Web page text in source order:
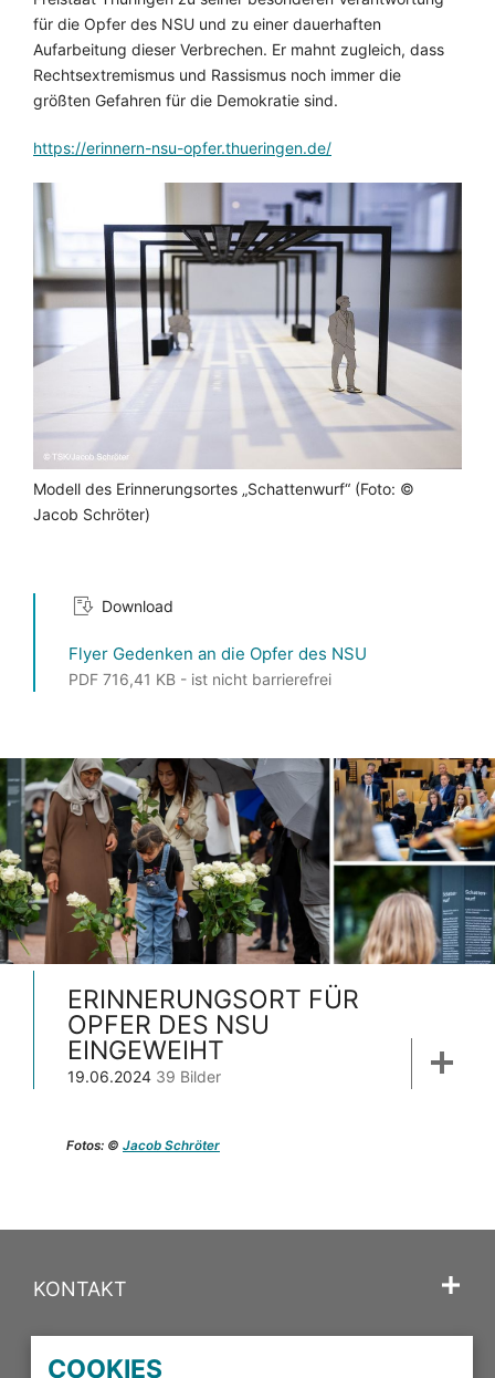
für die Opfer des NSU und zu einer dauerhaften
Aufarbeitung dieser Verbrechen. Er mahnt zugleich, dass
Rechtsextremismus und Rassismus noch immer die
größten Gefahren für die Demokratie sind.
https://erinnern-nsu-opfer.thueringen.de/
Modell des Erinnerungsortes „Schattenwurf“ (Foto: ©
Jacob Schröter)
Download
Flyer Gedenken an die Opfer des NSU
PDF 716,41 KB - ist nicht barrierefrei
ERINNERUNGSORT FÜR
OPFER DES NSU
EINGEWEIHT
19.06.2024 39 Bilder
Fotos: © Jacob Schröter
KONTAKT
COOKIES